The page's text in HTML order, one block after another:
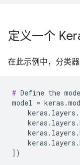
定义一个
在此示例中，分类
# Define the
model =
])